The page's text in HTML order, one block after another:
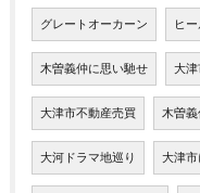
グレートオーカーン ヒ
木曽義仲に思い馳せ 大津
大津市不動産売買 木曽
大河ドラマ地巡り 大津市